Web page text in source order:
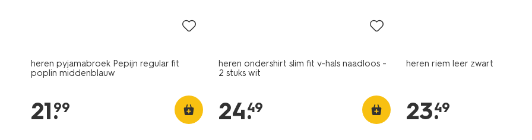
heren pyjamabroek Pepijn regular fit
poplin middenblauw
21.
99
heren ondershirt slim fit v-hals naadloos -
2 stuks wit
24.
49
heren riem leer zwart
23.
49